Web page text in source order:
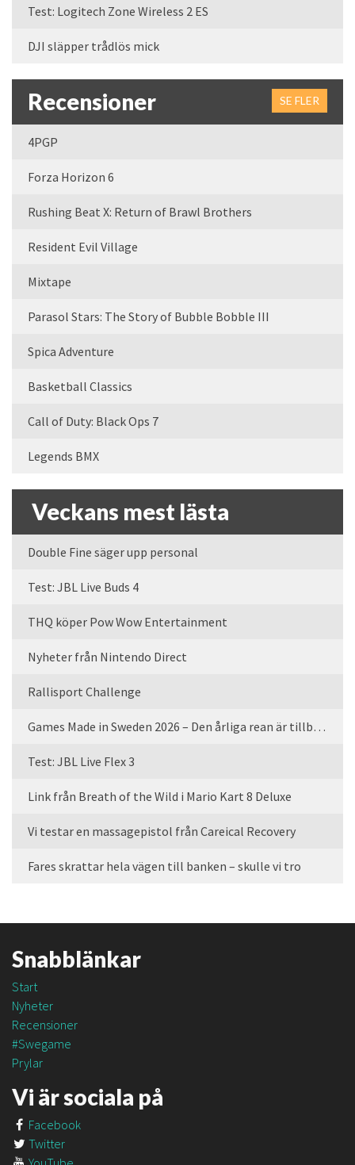
Test: Logitech Zone Wireless 2 ES
DJI släpper trådlös mick
Recensioner SE FLER
4PGP
Forza Horizon 6
Rushing Beat X: Return of Brawl Brothers
Resident Evil Village
Mixtape
Parasol Stars: The Story of Bubble Bobble III
Spica Adventure
Basketball Classics
Call of Duty: Black Ops 7
Legends BMX
Veckans mest lästa
Double Fine säger upp personal
Test: JBL Live Buds 4
THQ köper Pow Wow Entertainment
Nyheter från Nintendo Direct
Rallisport Challenge
Games Made in Sweden 2026 – Den årliga rean är tillbaka
Test: JBL Live Flex 3
Link från Breath of the Wild i Mario Kart 8 Deluxe
Vi testar en massagepistol från Careical Recovery
Fares skrattar hela vägen till banken – skulle vi tro
Snabblänkar
Start
Nyheter
Recensioner
#Swegame
Prylar
Vi är sociala på
Facebook
Twitter